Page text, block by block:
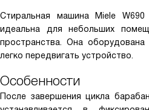
Стиральная машина Miele
идеальна для небольших
пространства. Она
легко передвигать устройство.
Особенности
После завершения цикла